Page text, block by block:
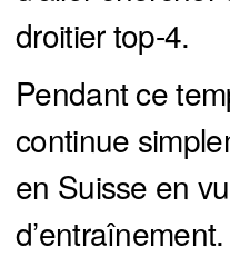
droitier top-4.
Pendant ce
continue
en Suisse en
d’entraînement.